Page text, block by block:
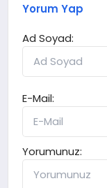
Yorum Yap
Ad Soyad:
E-Mail:
Yorumunuz: